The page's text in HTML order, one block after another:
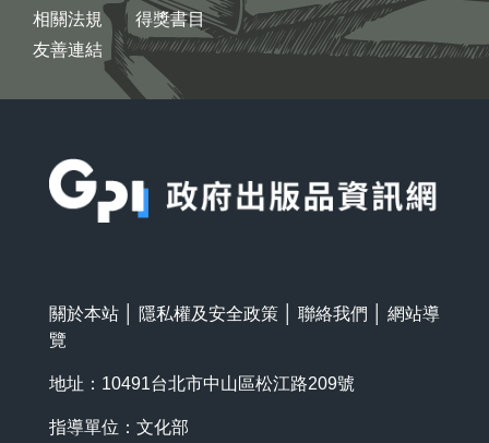
相關法規
友善連結
得獎書目
關於本站 隱私權及安全政策 聯絡我們
網站導
覽
地址：10491台北市中山區松江路209號
指導單位：文化部